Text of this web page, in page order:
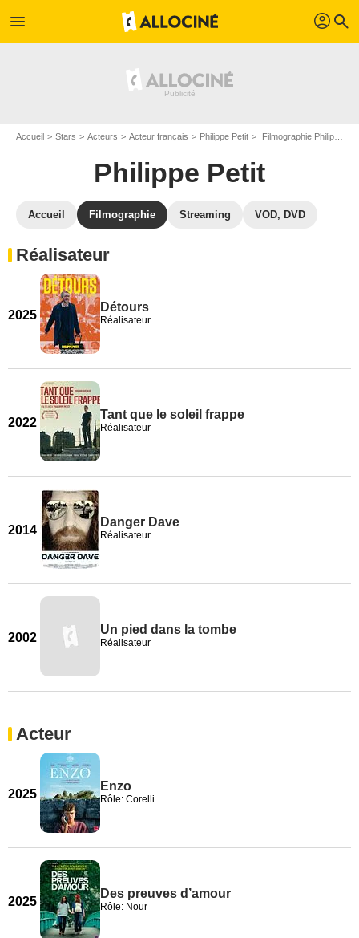
menu profil search
Accueil Stars Acteurs Acteur français Philippe Petit Filmographie Philippe Petit
Philippe Petit
Accueil Filmographie Streaming VOD, DVD
Réalisateur
2025
Détours
Réalisateur
2022
Tant que le soleil frappe
Réalisateur
2014
Danger Dave
Réalisateur
2002
Un pied dans la tombe
Réalisateur
Acteur
2025
Enzo
Rôle: Corelli
2025
Des preuves d’amour
Rôle: Nour